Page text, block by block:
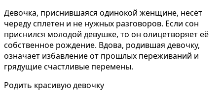
Девочка, приснившаяся одинокой женщине, несёт
череду сплетен и не нужных разговоров. Если сон
приснился молодой девушке, то он олицетворяет её
собственное рождение. Вдова, родившая девочку,
означает избавление от прошлых переживаний и
грядущие счастливые перемены.
Родить красивую девочку